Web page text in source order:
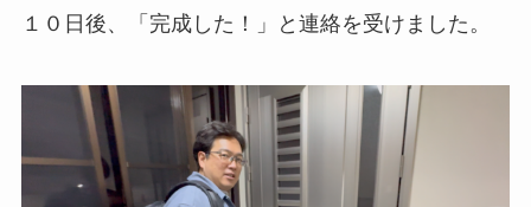
１０日後、「完成した！」と連絡を受けました。